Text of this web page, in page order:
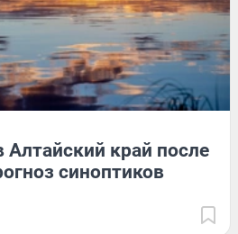
край после
синоптиков